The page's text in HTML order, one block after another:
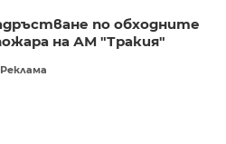
по обходните
на АМ "Тракия"
Реклама